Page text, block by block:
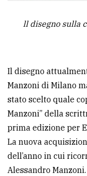
ll disegno sulla
Il disegno
Manzoni di Milano
stato scelto quale
Manzoni” della
prima edizione per
La nuova
dell’anno in cui
Alessandro